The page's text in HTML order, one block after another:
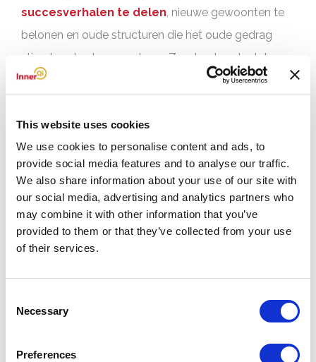
This website uses cookies
We use cookies to personalise content and ads, to
provide social media features and to analyse our traffic.
We also share information about your use of our site with
our social media, advertising and analytics partners who
may combine it with other information that you’ve
provided to them or that they’ve collected from your use
of their services.
Selection
Necessary
Preferences
succesverhalen te delen , nieuwe gewoonten te
belonen en oude structuren die het oude gedrag
stimuleerden te veranderen. Zonder deze laatste
stap verdwijnt de verandering zodra de aandacht
Hoe pas je ADKAR toe in een verandertraject
Je past het Prosci ADKAR model toe door
systematisch per medewerkerte inventariseren
in welke fase die zich bevindt. Dit betekent dat je
niet één uniforme aanpak hanteert, maar
vraag medewerkers rechtstreeks of ze begrijpen